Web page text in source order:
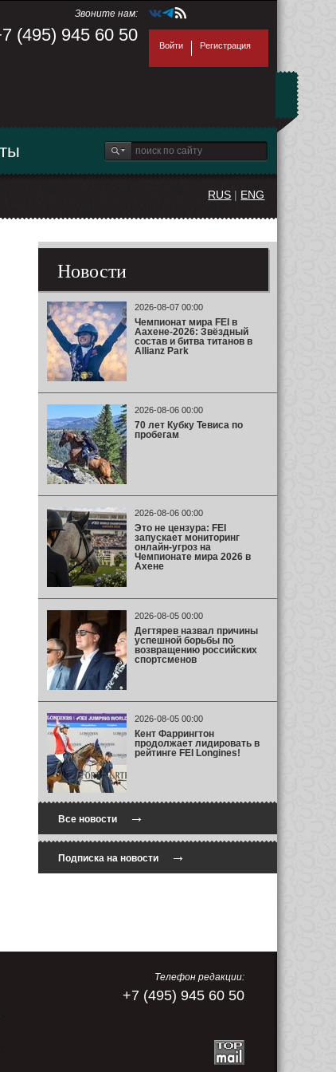
Звоните нам:
(495) 945 60 50
Войти Регистрация
RUS | ENG
Новости
2026-08-07 00:00
Чемпионат мира FEI в
Аахене-2026: Звёздный
состав и битва титанов в
Allianz Park
2026-08-06 00:00
70 лет Кубку Тевиса по
пробегам
2026-08-06 00:00
Это не цензура: FEI
запускает мониторинг
онлайн-угроз на
Чемпионате мира 2026 в
Ахене
2026-08-05 00:00
Дегтярев назвал причины
успешной борьбы по
возвращению российских
спортсменов
2026-08-05 00:00
Кент Фаррингтон
продолжает лидировать в
рейтинге FEI Longines!
Все новости→
Подписка на новости→
Телефон редакции:
+7 (495) 945 60 50